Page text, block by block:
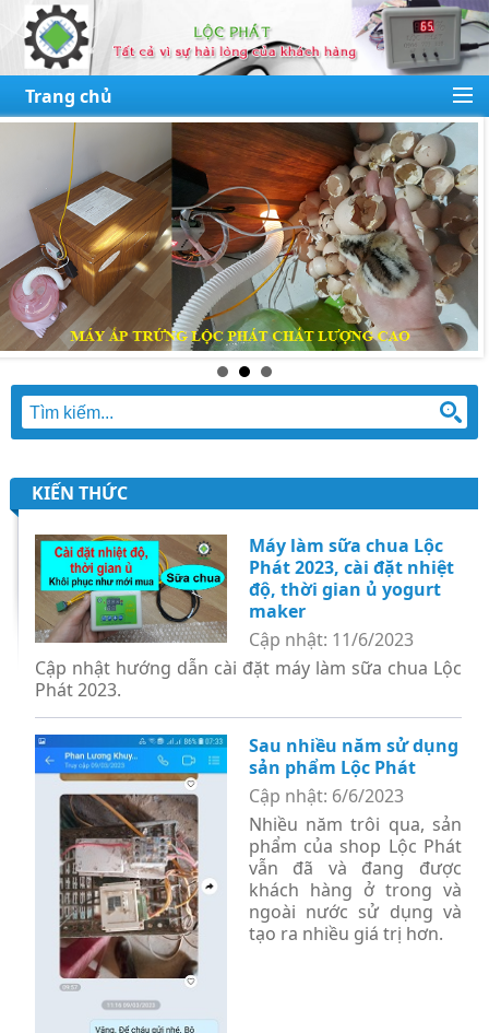
Trang chủ
KIẾN THỨC
Máy làm sữa chua Lộc
Phát 2023, cài đặt nhiệt
độ, thời gian ủ yogurt
maker
Cập nhật: 11/6/2023
Cập nhật hướng dẫn cài đặt máy làm sữa chua Lộc
Phát 2023.
Sau nhiều năm sử dụng
sản phẩm Lộc Phát
Cập nhật: 6/6/2023
Nhiều năm trôi qua, sản
phẩm của shop Lộc Phát
vẫn đã và đang được
khách hàng ở trong và
ngoài nước sử dụng và
tạo ra nhiều giá trị hơn.